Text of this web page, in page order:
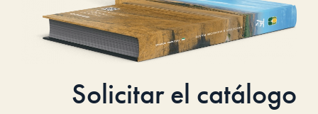
Solicitar el catálogo